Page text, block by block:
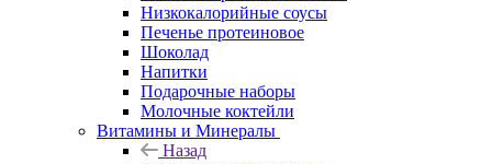
Низкокалорийные соусы
Печенье протеиновое
Шоколад
Напитки
Подарочные наборы
Молочные коктейли
Витамины и Минералы
Назад